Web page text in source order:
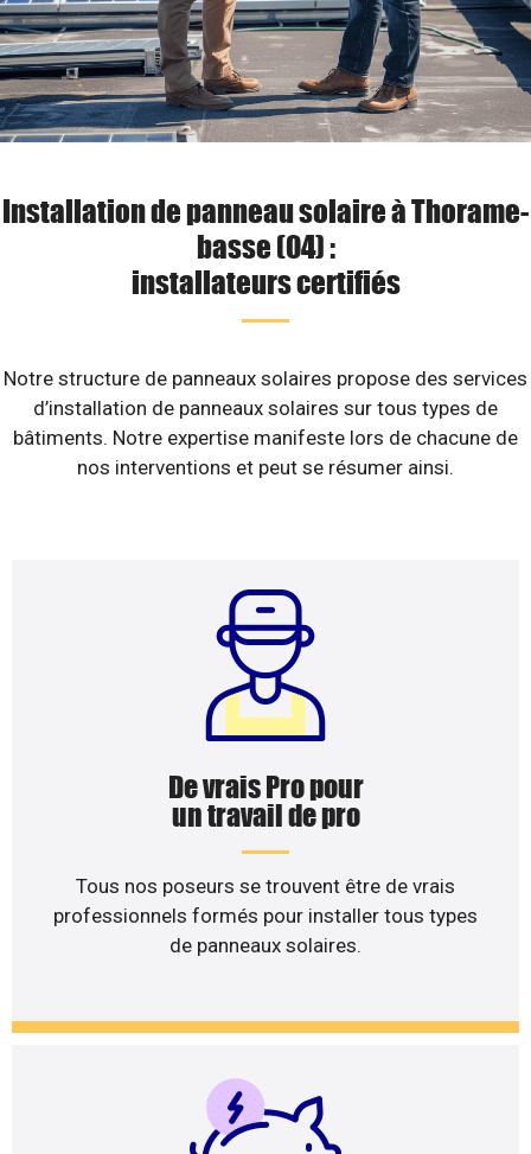
Installation de panneau solaire à Thorame-
basse (04) :
installateurs certifiés
Notre structure de panneaux solaires propose des services
d’installation de panneaux solaires sur tous types de
bâtiments. Notre expertise manifeste lors de chacune de
nos interventions et peut se résumer ainsi.
De vrais Pro pour
un travail de pro
Tous nos poseurs se trouvent être de vrais
professionnels formés pour installer tous types
de panneaux solaires.